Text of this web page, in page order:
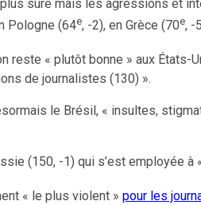
sûre mais les agressions et
Pologne (64e, -2), en Grèce (70e, -
reste « plutôt bonne » aux États-
de journalistes (130) ».
le Brésil, « insultes,
(150, -1) qui s’est employée
« le plus violent » pour les